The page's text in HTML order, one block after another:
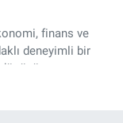
finans ve
deneyimli bir
ve yatırım
yetkinim.